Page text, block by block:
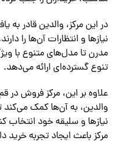
در این مرکز، والدین قادر به
نیازها و انتظارات آن‌ها را
مدرن تا مدل‌های متنوع با
تنوع گسترده‌ای ارائه می‌دهد.
علاوه بر این، مرکز فروش در
والدین، به آن‌ها کمک می‌کند
نیازها و سلیقه خود انتخاب
مرکز باعث ایجاد تجربه خرید